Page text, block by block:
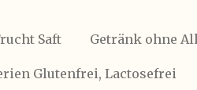
Saft Getränk ohne
Glutenfrei, Lactosefrei